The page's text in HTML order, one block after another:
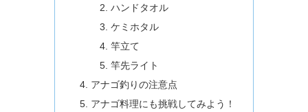
ハンドタオル
ケミホタル
竿立て
竿先ライト
アナゴ釣りの注意点
アナゴ料理にも挑戦してみよう！